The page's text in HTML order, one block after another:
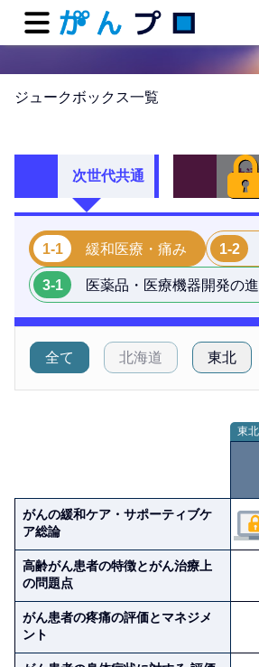
ジュークボックス一覧
次世代共通 共
1-1 緩和医療・痛み 1-2
3-1 医薬品・医療機器開発の
全て 北海道 東北
東北
がんの緩和ケア・サポーティブケ
ア総論
高齢がん患者の特徴とがん治療上
の問題点
がん患者の疼痛の評価とマネジメ
ント